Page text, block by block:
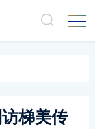
梯美传